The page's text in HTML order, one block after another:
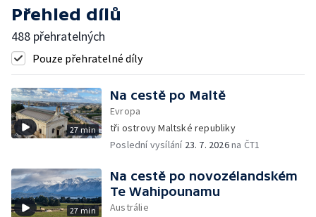
Přehled dílů
488 přehratelných
Pouze přehratelné díly
27 min
Na cestě po Maltě
Evropa
tři ostrovy Maltské republiky
Poslední vysílání 23. 7. 2026na ČT1
27 min
Na cestě po novozélandském
Te Wahipounamu
Austrálie